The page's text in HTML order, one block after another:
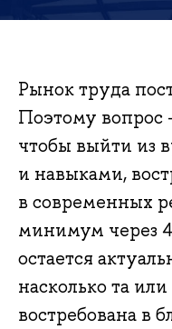
Рынок труда
Поэтому вопрос
чтобы выйти из
и навыками,
в современных
минимум через
остается
насколько та
востребована в